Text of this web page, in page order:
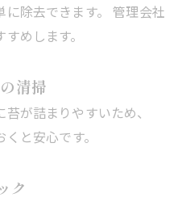
去できます。 管理会社
めします。
清掃
詰まりやすいため、
くと安心です。
ク